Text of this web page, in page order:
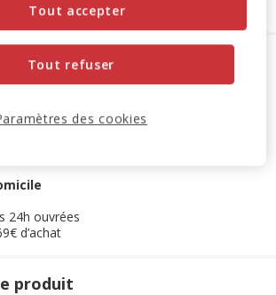
en magasin
24h ouvrées
d’achat
produit
Tout refuser
Tout accepter
des cookies